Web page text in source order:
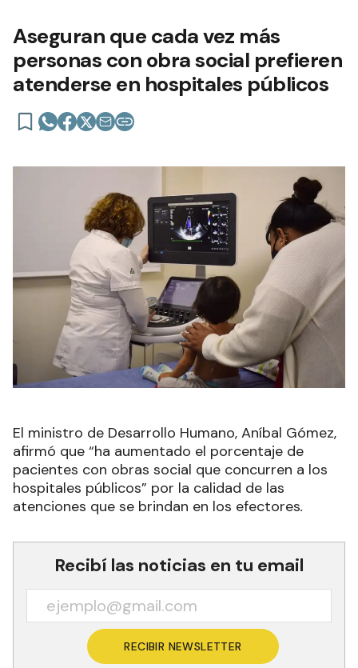
Aseguran que cada vez más
personas con obra social prefieren
atenderse en hospitales públicos
El ministro de Desarrollo Humano, Aníbal Gómez,
afirmó que “ha aumentado el porcentaje de
pacientes con obras social que concurren a los
hospitales públicos” por la calidad de las
atenciones que se brindan en los efectores.
Recibí las noticias en tu email
RECIBIR NEWSLETTER